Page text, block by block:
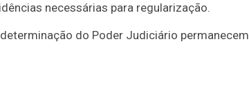
necessárias para regularização.
do Poder Judiciário permanecem